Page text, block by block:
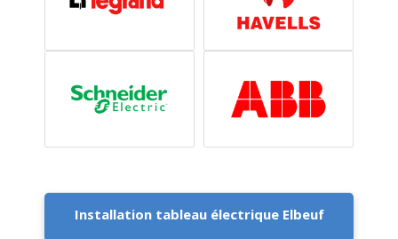
Installation tableau électrique Elbeuf